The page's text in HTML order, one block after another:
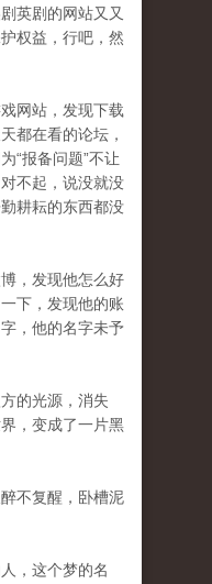
英剧的网站又又
权益，行吧，然
网站，发现下载
都在看的论坛，
“报备问题”不让
不起，说没就没
耕耘的东西都没
，发现他怎么好
下，发现他的账
，他的名字未予
的光源，消失
，变成了一片黑
不复醒，卧槽泥
，这个梦的名